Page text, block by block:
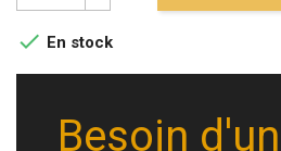
 En stock
Besoin